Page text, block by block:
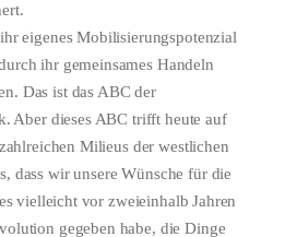
eigenes Mobilisierungspotenzial
ihr gemeinsames Handeln
Das ist das ABC der
Aber dieses ABC trifft heute auf
Milieus der westlichen
dass wir unsere Wünsche für die
vielleicht vor zweieinhalb Jahren
gegeben habe, die Dinge